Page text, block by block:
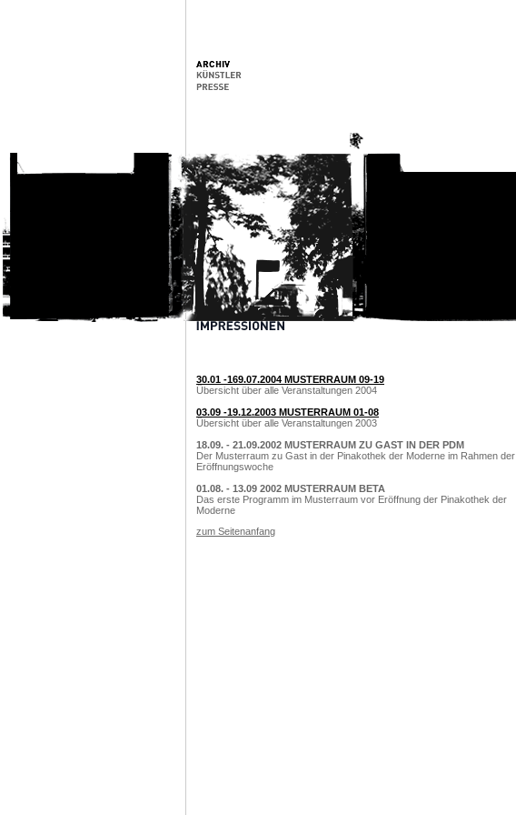
30.01 -169.07.2004 MUSTERRAUM 09-19
Übersicht über alle Veranstaltungen 2004
03.09 -19.12.2003 MUSTERRAUM 01-08
Übersicht über alle Veranstaltungen 2003
18.09. - 21.09.2002 MUSTERRAUM ZU GAST IN DER PDM
Der Musterraum zu Gast in der Pinakothek der Moderne im Rahmen der
Eröffnungswoche
01.08. - 13.09 2002 MUSTERRAUM BETA
Das erste Programm im Musterraum vor Eröffnung der Pinakothek der
Moderne
zum Seitenanfang